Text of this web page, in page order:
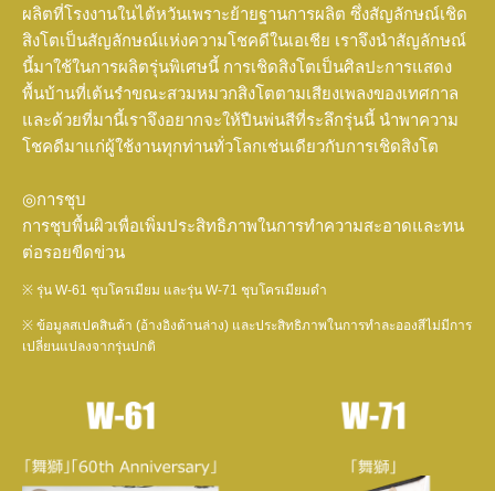
ผลิตที่โรงงานในไต้หวันเพราะย้ายฐานการผลิต ซึ่งสัญลักษณ์เชิด
สิงโตเป็นสัญลักษณ์แห่งความโชคดีในเอเชีย เราจึงนำสัญลักษณ์
นี้มาใช้ในการผลิตรุ่นพิเศษนี้ การเชิดสิงโตเป็นศิลปะการแสดง
พื้นบ้านที่เต้นรำขณะสวมหมวกสิงโตตามเสียงเพลงของเทศกาล
และด้วยที่มานี้เราจึงอยากจะให้ปืนพ่นสีที่ระลึกรุ่นนี้ นำพาความ
โชคดีมาแก่ผู้ใช้งานทุกท่านทั่วโลกเช่นเดียวกับการเชิดสิงโต
◎การชุบ
การชุบพื้นผิวเพื่อเพิ่มประสิทธิภาพในการทำความสะอาดและทน
ต่อรอยขีดข่วน
※ รุ่น W-61 ชุบโครเมียม และรุ่น W-71 ชุบโครเมียมดำ
※ ข้อมูลสเปคสินค้า (อ้างอิงด้านล่าง) และประสิทธิภาพในการทำละอองสีไม่มีการ
เปลี่ยนแปลงจากรุ่นปกติ